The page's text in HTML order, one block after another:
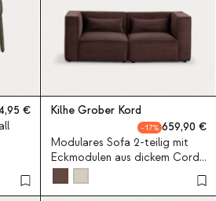
Kilhe Grober Kord
17
659,90
Modulares Sofa 2-teilig mit
Eckmodulen aus dickem Cord
Kilhe